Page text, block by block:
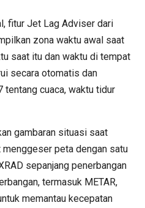
fitur Jet Lag Adviser dari
zona waktu awal saat
saat itu dan waktu di tempat
secara otomatis dan
tentang cuaca, waktu tidur
gambaran situasi saat
peta dengan satu
sepanjang penerbangan
termasuk METAR,
memantau kecepatan